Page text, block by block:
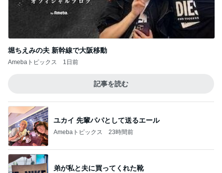
堀ちえみの夫 新幹線で大阪移動
Amebaトピックス 1日前
記事を読む
ユカイ 先輩パパとして送るエール
Amebaトピックス 23時間前
弟が私と夫に買ってくれた靴